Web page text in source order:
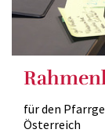
für den
Österreich